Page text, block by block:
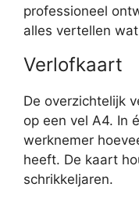
professioneel
alles vertellen
Verlofkaart
De overzichtelijk
op een vel A4. In
werknemer
heeft. De kaart
schrikkeljaren.